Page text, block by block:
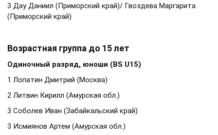
3 Дау Даниил (Приморский край)/ Гвоздева Маргарита
(Приморский край)
Возрастная группа до 15 лет
Одиночный разряд, юноши (BS U15)
1 Лопатин Дмитрий (Москва)
2 Литвин Кирилл (Амурская обл.)
3 Соболев Иван (Забайкальский край)
3 Исмиянов Артем (Амурская обл.)